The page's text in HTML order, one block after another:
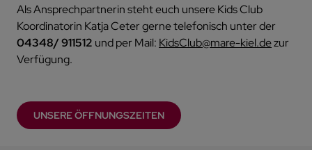
Als Ansprechpartnerin steht euch unsere Kids Club
Koordinatorin Katja Ceter gerne telefonisch unter der
04348/ 911512 und per Mail: KidsClub@mare-kiel.dezur
Verfügung.
UNSERE ÖFFNUNGSZEITEN